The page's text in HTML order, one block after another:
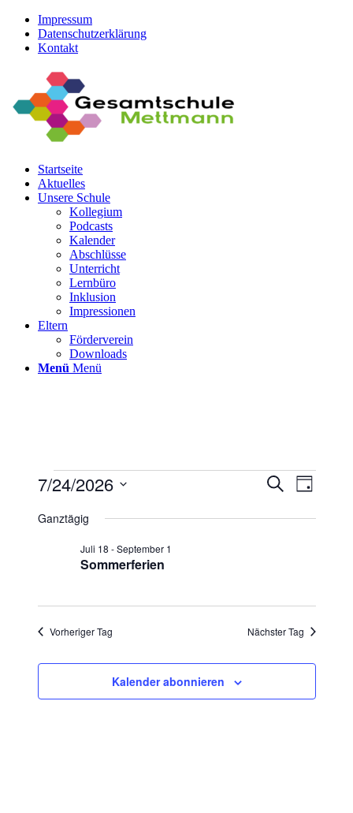
Impressum
Datenschutzerklärung
Kontakt
Startseite
Aktuelles
Unsere Schule
Kollegium
Podcasts
Kalender
Abschlüsse
Unterricht
Lernbüro
Inklusion
Impressionen
Eltern
Förderverein
Downloads
Menü Menü
Veranstaltungen
24.
und
Suche
Tag
7/24/2026
wählen.
Ganztägig
Sommerferien
Juli 18 -September 1
Vorheriger Tag Nächster Tag
Kalender abonnieren